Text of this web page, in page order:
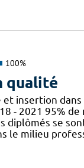
100%
qualité
et insertion
- 2021 95%
diplômés se
le milieu